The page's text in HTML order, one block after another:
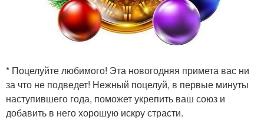
* Поцелуйте любимого! Эта новогодняя примета вас ни
за что не подведет! Нежный поцелуй, в первые минуты
наступившего года, поможет укрепить ваш союз и
добавить в него хорошую искру страсти.